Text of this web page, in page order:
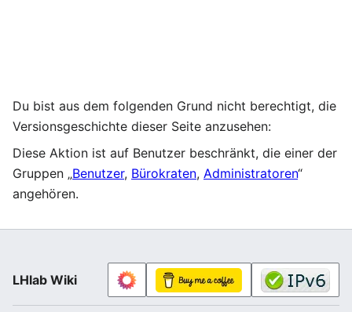
Du bist aus dem folgenden Grund nicht berechtigt, die
Versionsgeschichte dieser Seite anzusehen:
Diese Aktion ist auf Benutzer beschränkt, die einer der
Gruppen „Benutzer, Bürokraten, Administratoren“
angehören.
LHlab Wiki